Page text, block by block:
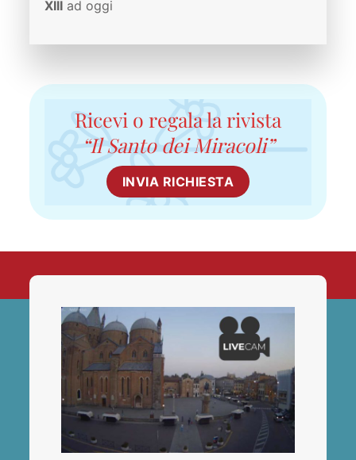
XIII ad oggi
Ricevi o regala la rivista
“Il Santo dei Miracoli”
INVIA RICHIESTA